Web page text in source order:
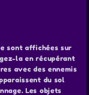
sont affichées sur
la en récupérant
avec des ennemis
du sol
Les objets